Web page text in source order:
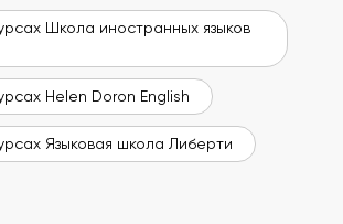
Школа иностранных языков
Helen Doron English
Языковая школа Либерти